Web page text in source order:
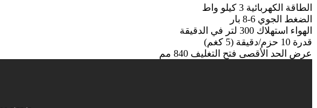
الطاقة الكهربائية 3 كيلو واط
الضغط الجوي 6-8
بار
الهواء استهلاك 300 لتر في الدقيقة
قدرة 10 حزم/دقيقة (5 كغم)
عرض الحد الأقصى فتح التغليف 840 مم